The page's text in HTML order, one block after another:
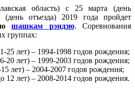
область) с 25 марта (день
отъезда) 2019 года пройдет
пошашкам рэндзю. Соревнования
группах:
лет) – 1994-1998 годов рождения;
лет) – 1999-2003 годов рождения;
лет) – 2004-2007 годов рождения;
12 лет) – 2008-2014 годов рождения.